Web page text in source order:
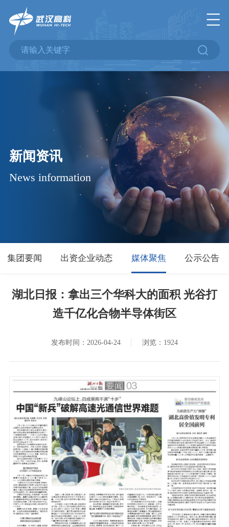
新闻资讯
News information
集团要闻 出资企业动态 媒体聚焦 公示公告
湖北日报：拿出三个华科大的面积 光谷打
造千亿化合物半导体街区
发布时间：2026-04-24 浏览：1924